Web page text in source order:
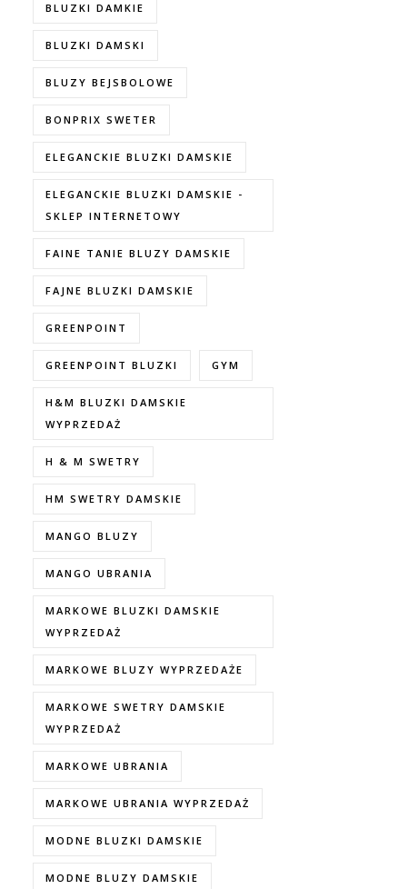
BLUZKI DAMKIE
BLUZKI DAMSKI
BLUZY BEJSBOLOWE
BONPRIX SWETER
ELEGANCKIE BLUZKI DAMSKIE
ELEGANCKIE BLUZKI DAMSKIE -
SKLEP INTERNETOWY
FAINE TANIE BLUZY DAMSKIE
FAJNE BLUZKI DAMSKIE
GREENPOINT
GREENPOINT BLUZKI GYM
H&M BLUZKI DAMSKIE
WYPRZEDAŻ
H & M SWETRY
HM SWETRY DAMSKIE
MANGO BLUZY
MANGO UBRANIA
MARKOWE BLUZKI DAMSKIE
WYPRZEDAŻ
MARKOWE BLUZY WYPRZEDAŻE
MARKOWE SWETRY DAMSKIE
WYPRZEDAŻ
MARKOWE UBRANIA
MARKOWE UBRANIA WYPRZEDAŻ
MODNE BLUZKI DAMSKIE
MODNE BLUZY DAMSKIE